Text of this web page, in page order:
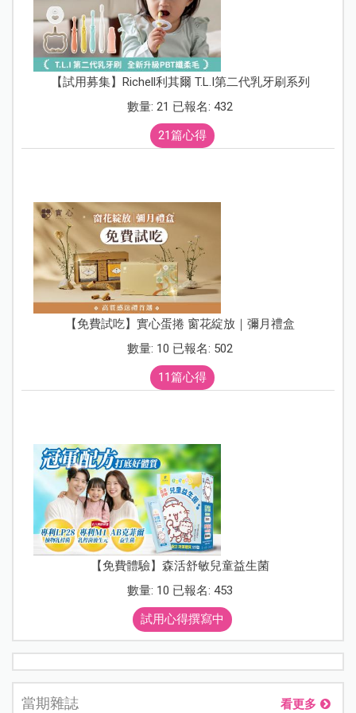
【試用募集】Richell利其爾 T.L.I第二代乳牙刷系列
數量: 21 已報名: 432
21篇心得
【免費試吃】實心蛋捲 窗花綻放｜彌月禮盒
數量: 10 已報名: 502
11篇心得
【免費體驗】森活舒敏兒童益生菌
數量: 10 已報名: 453
試用心得撰寫中
當期雜誌 看更多